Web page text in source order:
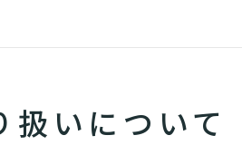
いについて